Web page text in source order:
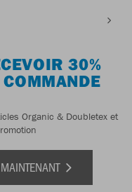
30%
Organic & Doubletex et